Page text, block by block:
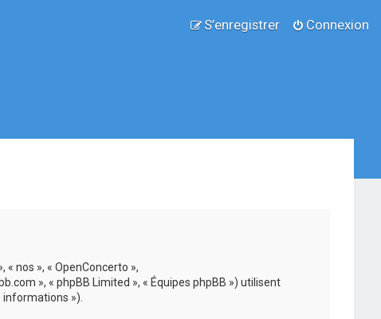
Connexion
S’enregistrer
nos », « OpenConcerto »,
», « phpBB Limited », « Équipes phpBB ») utilisent
»).